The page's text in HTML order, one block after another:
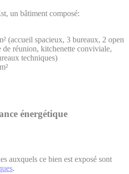
un bâtiment composé:
(accueil spacieux, 3 bureaux, 2 open
de réunion, kitchenette conviviale,
techniques)
énergétique
auxquels ce bien est exposé sont
.